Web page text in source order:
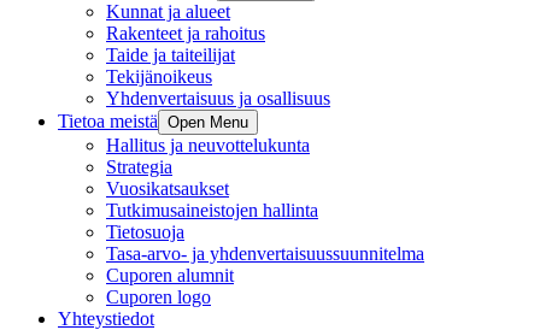
Kunnat ja alueet
Rakenteet ja rahoitus
Taide ja taiteilijat
Tekijänoikeus
Yhdenvertaisuus ja osallisuus
Tietoa meistä Open Menu
Hallitus ja neuvottelukunta
Strategia
Vuosikatsaukset
Tutkimusaineistojen hallinta
Tietosuoja
Tasa-arvo- ja yhdenvertaisuussuunnitelma
Cuporen alumnit
Cuporen logo
Yhteystiedot